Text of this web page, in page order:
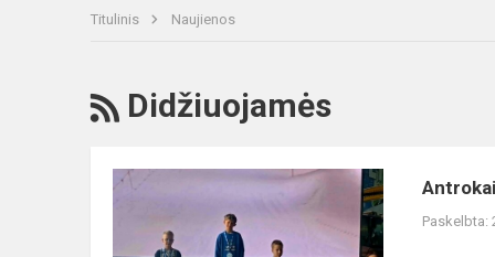
Titulinis Naujienos
RSS
Didžiuojamės
Antrokai
slidinėjimo
Paskelbta: